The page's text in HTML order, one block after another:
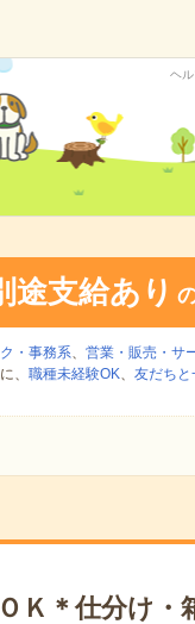
ヘ
途支給あり
・事務系、 営業・販売・サ
、 職種未経験OK、 友だちと
Ｋ＊仕分け・